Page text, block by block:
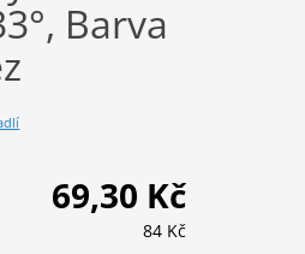
Barva
69,30 Kč
84 Kč